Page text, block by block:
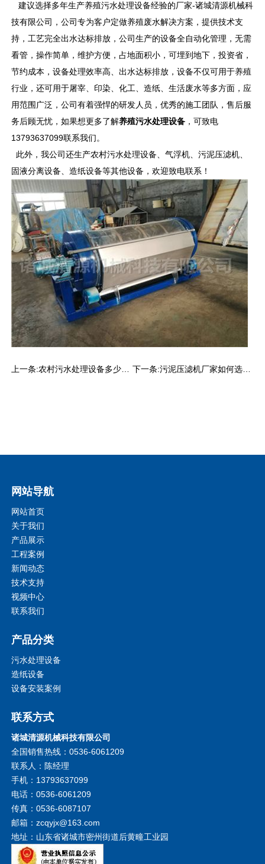
建议选择多年生产养殖污水处理设备经验的厂家-诸城清源机械科
技有限公司，公司专为客户定做养殖废水解决方案，提供技术支
持，工艺完全出水达标排放，公司生产的设备全自动化管理，无需
看管，操作简单，维护方便，占地面积小，可埋到地下，投资省，
节约成本，设备处理效率高、出水达标排放，设备不仅可用于养殖
行业，还可用于屠宰、印染、化工、造纸、生活废水等多方面，应
用范围广泛，公司有着强悍的研发人员，优秀的施工团队，售后服
务后顾无忧，如果想更多了解养殖污水处理设备 ，可致电
13793637099联系我们。
此外，我公司还生产农村污水处理设备 、气浮机、污泥压滤机、
固液分离设备、造纸设备等其他设备，欢迎致电联系！
上一条:农村污水处理设备多少钱？ 下一条:污泥压滤机厂家如何选择？
网站导航
网站首页
关于我们
产品展示
工程案例
新闻动态
技术支持
视频中心
联系我们
产品分类
污水处理设备
造纸设备
设备安装案例
联系方式
诸城清源机械科技有限公司
全国销售热线：0536-6061209
联系人：陈经理
手机：13793637099
电话：0536-6061209
传真：0536-6087107
邮箱：zcqyjx@163.com
地址：山东省诸城市密州街道后黄疃工业园